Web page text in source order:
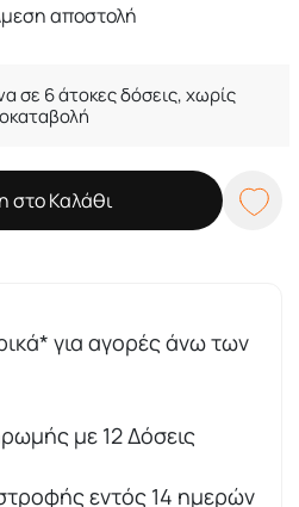
αποστολή
σε 6 άτοκες δόσεις, χωρίς
στο Καλάθι
για αγορές άνω των
με 12 Δόσεις
εντός 14 ημερών